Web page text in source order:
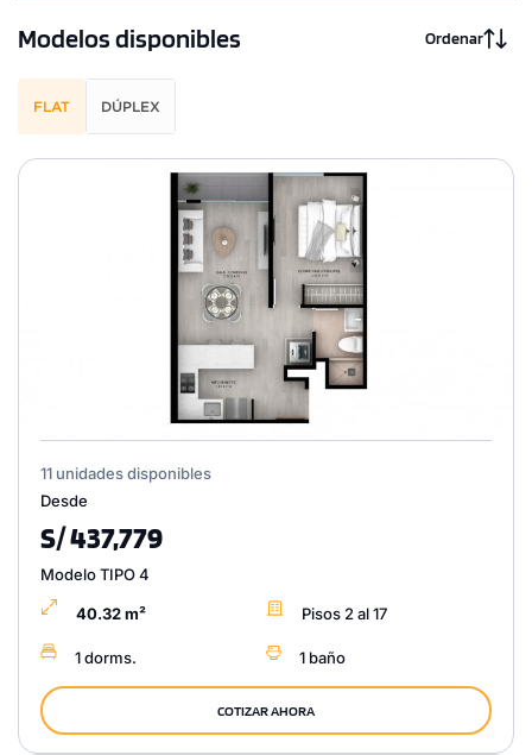
Modelos disponibles Ordenar
FLAT DÚPLEX
11 unidades disponibles
Desde
S/ 437,779
Modelo TIPO 4
40.32 m² Pisos 2 al 17
1 dorms. 1 baño
COTIZAR AHORA